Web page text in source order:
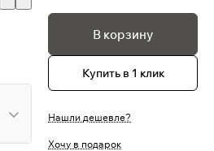
В корзину
Купить в 1 клик
Нашли дешевле?
Хочу в подарок